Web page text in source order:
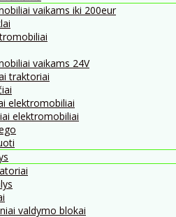
vaikams iki 200eur
vaikams 24V
traktoriai
elektromobiliai
elektromobiliai
valdymo blokai